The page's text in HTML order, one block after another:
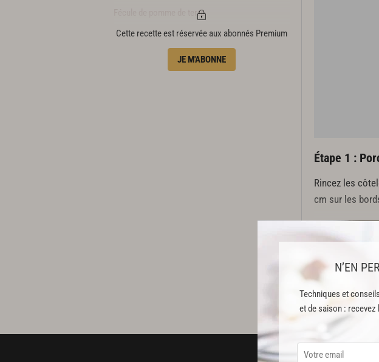
N’EN
Techniques et
et de saison : recevez
Fécule de pomme de terre
Huile végétale pour friture
Cette recette est réservée aux abonnés Premium
JE M'ABONNE
Étape 1 :
Rincez les
cm sur les
Étape 2 :
Dans un
Cette recette